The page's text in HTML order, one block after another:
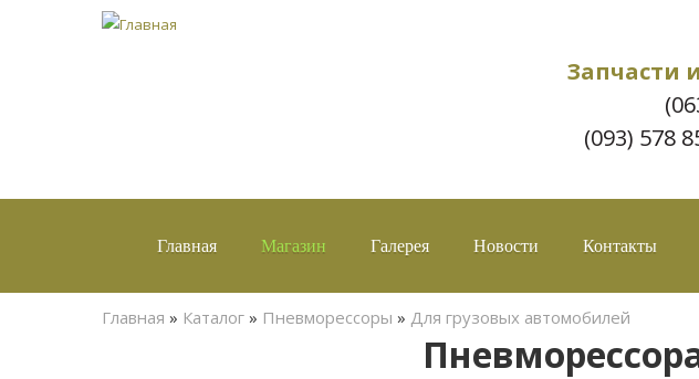
Запчасти
(093) 578
Главная Магазин Галерея Новости Контакты
Вы здесь
Главная » Каталог » Пневморессоры » Для грузовых автомобилей